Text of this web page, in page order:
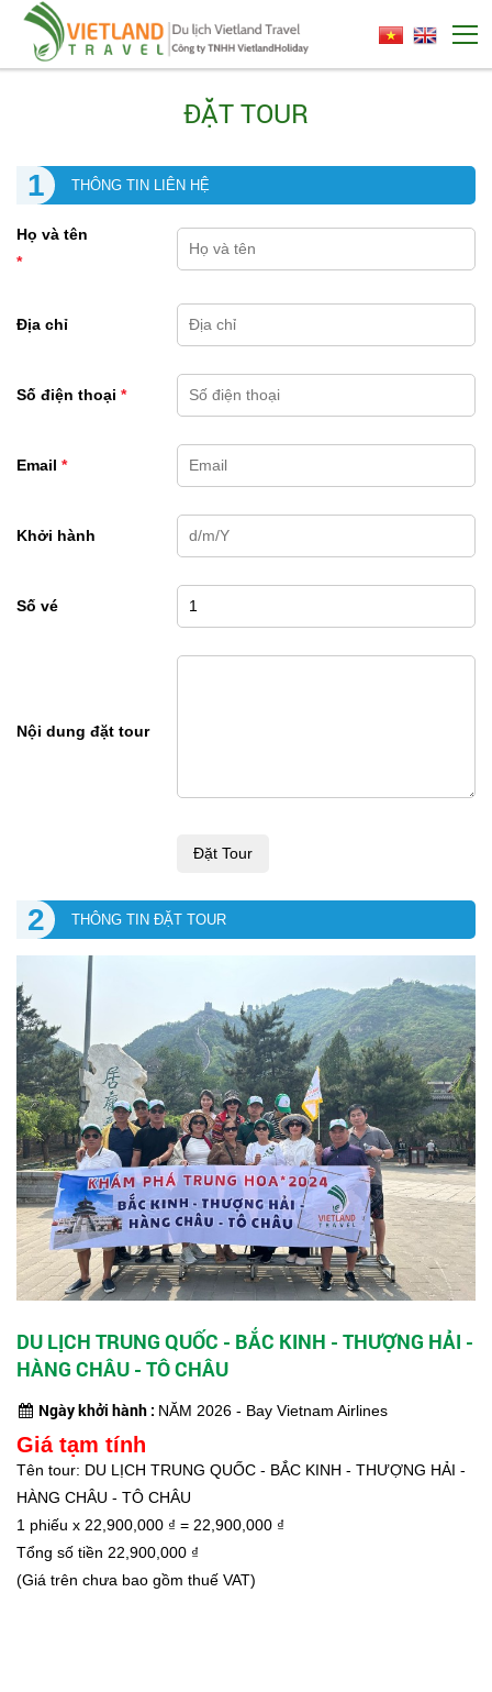
ĐẶT TOUR
THÔNG TIN LIÊN HỆ
1
Họ và tên
*
Địa chỉ
Số điện thoại *
Email *
Khởi hành
Số vé
Nội dung đặt tour
Đặt Tour
THÔNG TIN ĐẶT TOUR
2
DU LỊCH TRUNG QUỐC - BẮC KINH - THƯỢNG HẢI -
HÀNG CHÂU - TÔ CHÂU
Ngày khởi hành : NĂM 2026 - Bay Vietnam Airlines
Giá tạm tính
Tên tour: DU LỊCH TRUNG QUỐC - BẮC KINH - THƯỢNG HẢI -
HÀNG CHÂU - TÔ CHÂU
1 phiếu x 22,900,000 ₫ = 22,900,000 ₫
Tổng số tiền 22,900,000 ₫
(Giá trên chưa bao gồm thuế VAT)